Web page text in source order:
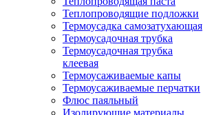
Теплопроводящие подложки
Термоусадка самозатухающая
Термоусадочная трубка
Термоусадочная трубка
клеевая
Термоусаживаемые капы
Термоусаживаемые перчатки
Флюс паяльный
Изолирующие материалы